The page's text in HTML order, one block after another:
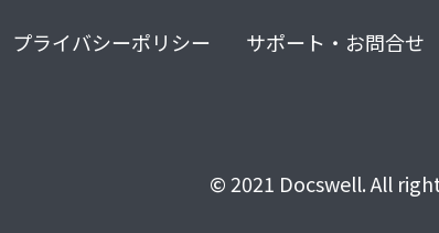
プライバシーポリシー サポート・お問合せ
© 2021 Docswell. All